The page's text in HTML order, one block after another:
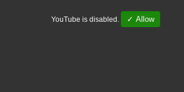
YouTube is disabled. ✓ Allow